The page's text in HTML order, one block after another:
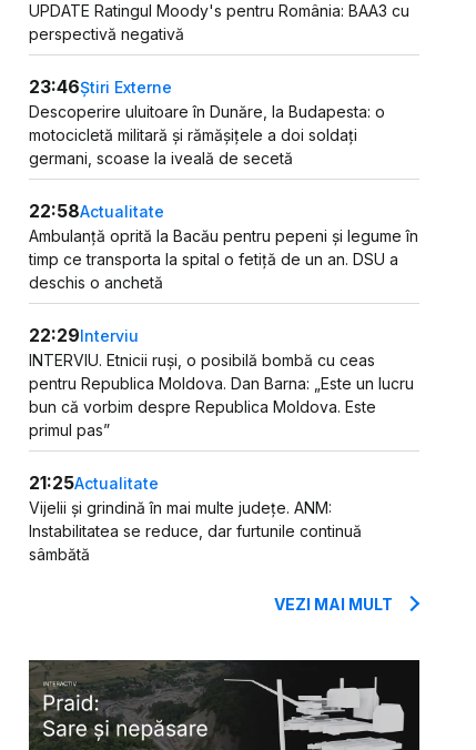
UPDATE Ratingul Moody's pentru România: BAA3 cu
perspectivă negativă
23:46Știri Externe
Descoperire uluitoare în Dunăre, la Budapesta: o
motocicletă militară și rămășițele a doi soldați
germani, scoase la iveală de secetă
22:58Actualitate
Ambulanță oprită la Bacău pentru pepeni și legume în
timp ce transporta la spital o fetiță de un an. DSU a
deschis o anchetă
22:29Interviu
INTERVIU. Etnicii ruși, o posibilă bombă cu ceas
pentru Republica Moldova. Dan Barna: „Este un lucru
bun că vorbim despre Republica Moldova. Este
primul pas”
21:25Actualitate
Vijelii și grindină în mai multe județe. ANM:
Instabilitatea se reduce, dar furtunile continuă
sâmbătă
VEZI MAI MULT